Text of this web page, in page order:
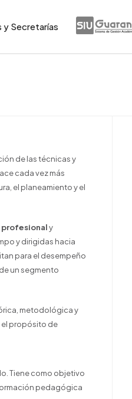
y Secretarías
de las técnicas y
cada vez más
el planeamiento y el
profesionaly
y dirigidas hacia
para el desempeño
un segmento
metodológica y
propósito de
Tiene como objetivo
pedagógica